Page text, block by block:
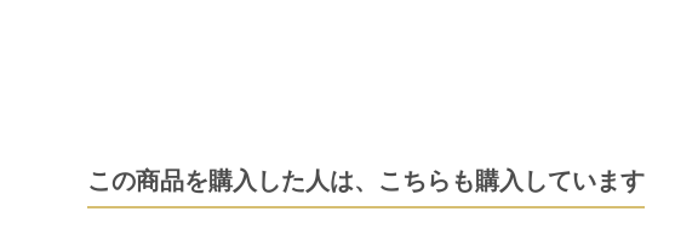
この商品を購入した人は、 こちらも購入しています